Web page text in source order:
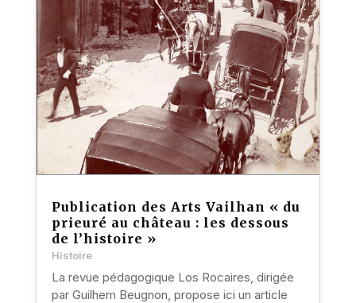
Publication des Arts Vailhan « du
prieuré au château : les dessous
de l’histoire »
Histoire
La revue pédagogique Los Rocaires, dirigée
par Guilhem Beugnon, propose ici un article